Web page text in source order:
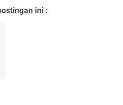
ini :